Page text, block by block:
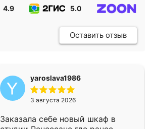
4.9 5.0
Оставить отзыв
yaroslava1986
3 августа 2026
Заказала себе новый шкаф в